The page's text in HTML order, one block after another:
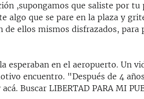
,supongamos que saliste por
algo que se pare en la plaza y
de ellos mismos disfrazados, para
esperaban en el aeropuerto. Un
encuentro. "Después de 4
Buscar LIBERTAD PARA MI